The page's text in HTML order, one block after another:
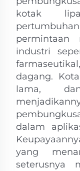
kotak
permintaan
industri
dagang.
lama,
dalam
yang
seterusnya